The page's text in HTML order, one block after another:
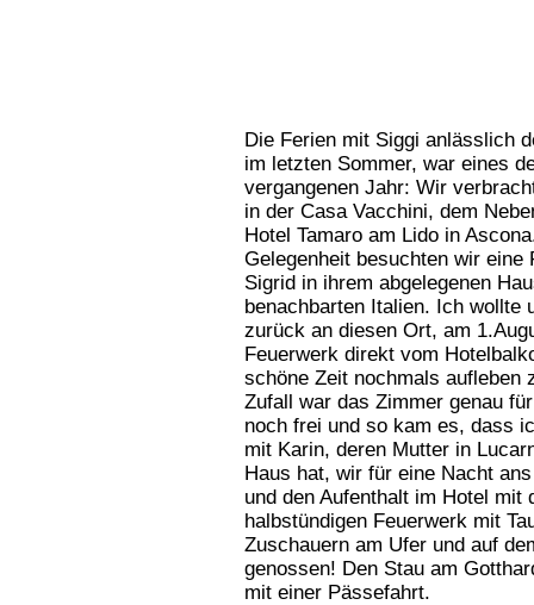
Die Ferien mit Siggi anlässlich
im letzten Sommer, war eines
vergangenen Jahr: Wir
in der Casa Vacchini, dem
Hotel Tamaro am Lido in
Gelegenheit besuchten wir eine
Sigrid in ihrem abgelegenen
benachbarten Italien. Ich wollte
zurück an diesen Ort, am
Feuerwerk direkt vom
schöne Zeit nochmals aufleben
Zufall war das Zimmer genau
noch frei und so kam es, dass
mit Karin, deren Mutter in
Haus hat, wir für eine Nacht
und den Aufenthalt im Hotel mit
halbstündigen Feuerwerk mit
Zuschauern am Ufer und auf
genossen! Den Stau am
mit einer Pässefahrt.